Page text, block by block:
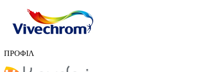
ΠΡΟΦΙΛ